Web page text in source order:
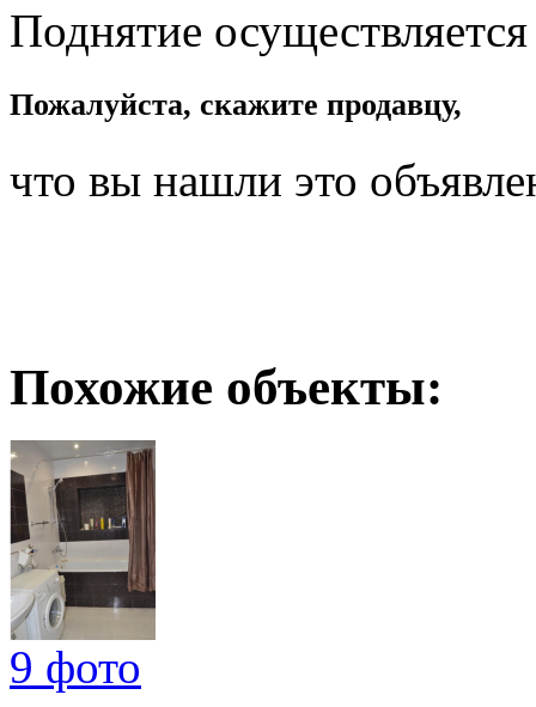
Поднятие
Пожалуйста, скажите продавцу,
что вы нашли это
Похожие объекты:
9 фото